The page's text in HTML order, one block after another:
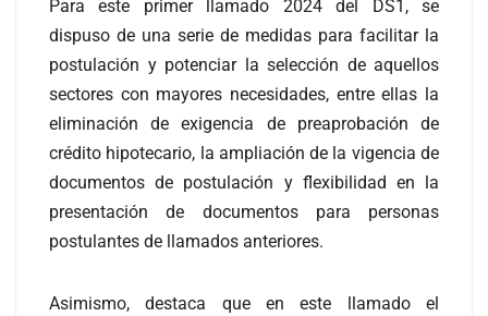
Para este primer llamado 2024 del DS1, se
dispuso de una serie de medidas para facilitar la
postulación y potenciar la selección de aquellos
sectores con mayores necesidades, entre ellas la
eliminación de exigencia de preaprobación de
crédito hipotecario, la ampliación de la vigencia de
documentos de postulación y flexibilidad en la
presentación de documentos para personas
postulantes de llamados anteriores.
Asimismo, destaca que en este llamado el